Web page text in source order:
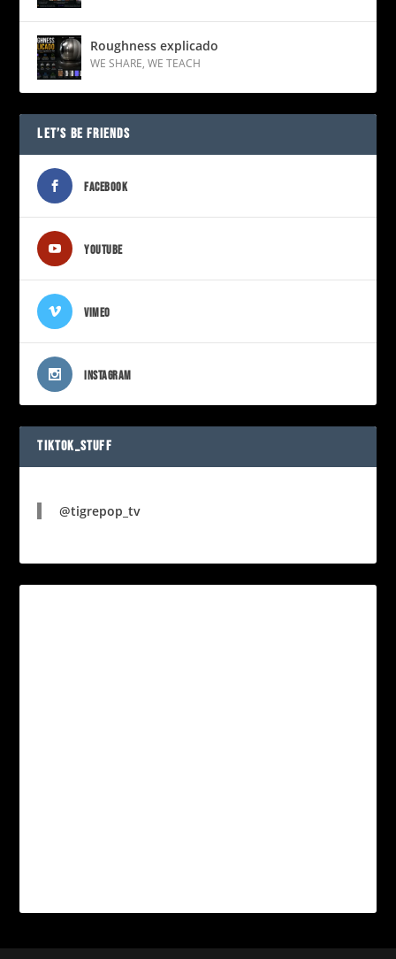
Roughness explicado
WE SHARE,WE TEACH
LET’S BE FRIENDS
FACEBOOK
YOUTUBE
VIMEO
INSTAGRAM
TIKTOK_STUFF
@tigrepop_tv